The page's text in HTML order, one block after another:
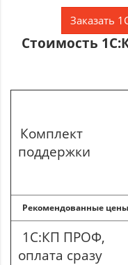
Заказать
Стоимость
Комплект
поддержки
Рекомендованные цены
1С:КП ПРОФ,
оплата сразу